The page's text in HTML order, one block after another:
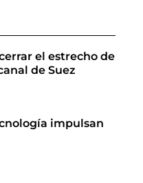
el estrecho de
de Suez
impulsan